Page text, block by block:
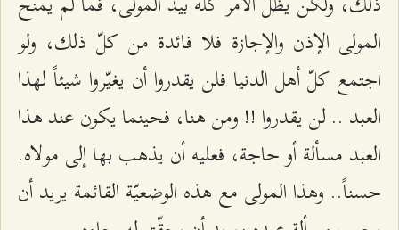
المولى الإذن والإجازة فلا فائدة من كلّ ذلك، ولو
اجتمع كلّ أهل الدنيا فلن يقدروا أن يغيّروا شيئاً لهذا
العبد .. لن يقدروا !! ومن هنا، فحينما يكون عند هذا
العبد مسألة أو حاجة، فعليه أن يذهب بها إلى مولاه.
حسناً.. وهذا المولى مع هذه الوضعيّة القائمة يريد أن